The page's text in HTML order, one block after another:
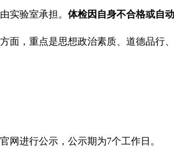
实验室承担 。 体检因自身不合格或自
，重点是思想政治素质、道德品行
网进行公示，公示期为7个工作日。